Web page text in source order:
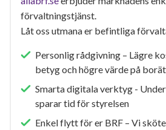
förvaltningstjänst.
Låt oss utmana er befintliga
Personlig rådgivning – Lägre
betyg och högre värde på
Smarta digitala verktyg -
sparar tid för styrelsen
Enkel flytt för er BRF – Vi